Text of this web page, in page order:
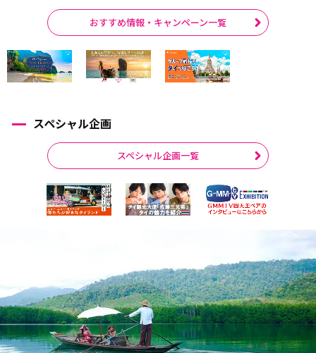
おすすめ情報・キャンペーン一覧
スペシャル企画
スペシャル企画一覧